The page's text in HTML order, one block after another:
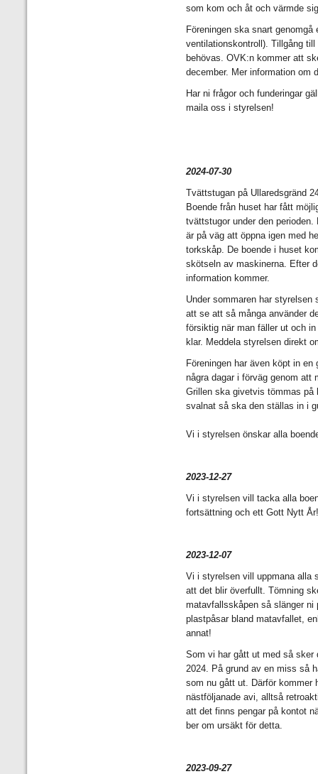
som kom och åt och värmde
Föreningen ska snart genomgå
ventilationskontroll). Tillgång
behövas. OVK:n kommer att
december. Mer information om
Har ni frågor och funderingar
maila oss i styrelsen!
2024-07-30
Tvättstugan på Ullaredsgränd
Boende från huset har fått
tvättstugor under den
är på väg att öppna igen med
torkskåp. De boende i huset
skötseln av maskinerna. Efter
information kommer.
Under sommaren har styrelsen
att se att så många använder
försiktig när man fäller ut och
klar. Meddela styrelsen direkt
Föreningen har även köpt in
några dagar i förväg genom att
Grillen ska givetvis tömmas på
svalnat så ska den ställas in i
Vi i styrelsen önskar alla
2023-12-27
Vi i styrelsen vill tacka alla
fortsättning och ett Gott Nytt
2023-12-07
Vi i styrelsen vill uppmana alla
att det blir överfullt. Tömning
matavfallsskåpen så slänger
plastpåsar bland matavfallet,
annat!
Som vi har gått ut med så sker
2024. På grund av en miss så
som nu gått ut. Därför kommer
nästföljanade avi, alltså
att det finns pengar på kontot
ber om ursäkt för detta.
2023-09-27